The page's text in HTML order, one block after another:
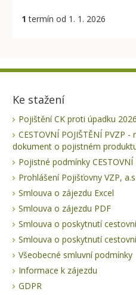
1 termín od 1. 1. 2026
Ke stažení
Pojištění CK proti úpadku 2026
CESTOVNÍ POJIŠTĚNÍ PVZP
dokument o pojistném
Pojistné podmínky CESTOVNÍ
Prohlášení Pojišťovny VZP,
Smlouva o zájezdu Excel
Smlouva o zájezdu PDF
Smlouva o poskytnutí
Smlouva o poskytnutí
Všeobecné smluvní podmínky
Informace k zájezdu
GDPR